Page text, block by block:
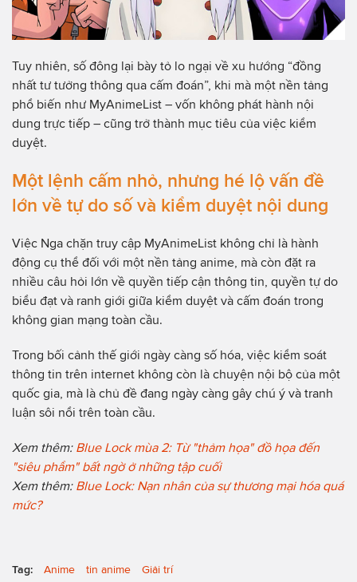
Tuy nhiên, số đông lại bày tỏ lo ngại về xu hướng “đồng
nhất tư tưởng thông qua cấm đoán”, khi mà một nền tảng
phổ biến như MyAnimeList – vốn không phát hành nội
dung trực tiếp – cũng trở thành mục tiêu của việc kiểm
duyệt.
Một lệnh cấm nhỏ, nhưng hé lộ vấn đề
lớn về tự do số và kiểm duyệt nội dung
Việc Nga chặn truy cập MyAnimeList không chỉ là hành
động cụ thể đối với một nền tảng anime, mà còn đặt ra
nhiều câu hỏi lớn về quyền tiếp cận thông tin, quyền tự do
biểu đạt và ranh giới giữa kiểm duyệt và cấm đoán trong
không gian mạng toàn cầu.
Trong bối cảnh thế giới ngày càng số hóa, việc kiểm soát
thông tin trên internet không còn là chuyện nội bộ của một
quốc gia, mà là chủ đề đang ngày càng gây chú ý và tranh
luận sôi nổi trên toàn cầu.
Xem thêm: Blue Lock mùa 2: Từ "thảm họa" đồ họa đến
"siêu phẩm" bất ngờ ở những tập cuối
Xem thêm: Blue Lock: Nạn nhân của sự thương mại hóa quá
mức?
Tag: Anime tin anime Giải trí